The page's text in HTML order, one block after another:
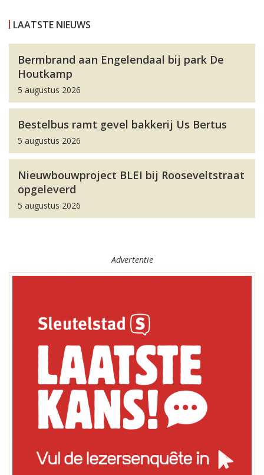
LAATSTE NIEUWS
Bermbrand aan Engelendaal bij park De
Houtkamp
5 augustus 2026
Bestelbus ramt gevel bakkerij Us Bertus
5 augustus 2026
Nieuwbouwproject BLEI bij Rooseveltstraat
opgeleverd
5 augustus 2026
Advertentie